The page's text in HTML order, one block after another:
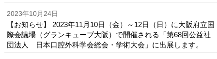
2023年10月24日
【お知らせ】 2023年11月10日（金）～12日（日）に大阪府立国
際会議場（グランキューブ大阪）で開催される「第68回公益社
団法人 日本口腔外科学会総会・学術大会」に出展します。